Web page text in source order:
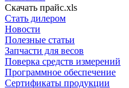
Скачать прайс.xls
Стать дилером
Новости
Полезные статьи
Запчасти для весов
Поверка средств измерений
Программное обеспечение
Сертификаты продукции